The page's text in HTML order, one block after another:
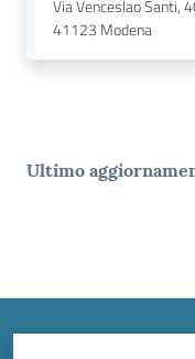
Via Venceslao Santi,
41123 Modena
Ultimo